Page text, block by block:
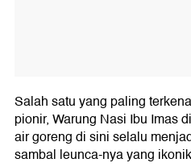
Salah satu yang paling
pionir, Warung Nasi Ibu Imas
air goreng di sini selalu
sambal leunca-nya yang